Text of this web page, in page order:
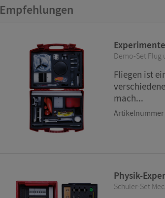
Rahmen der jeweiligen Lernpfade
Empfehlungen
Demo-Set Flug
Fliegen ist
mach...
Artikelnummer
Physik-
Schüler-Set